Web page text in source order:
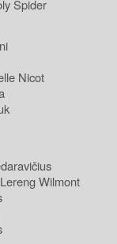
Spider
Nicot
Wilmont